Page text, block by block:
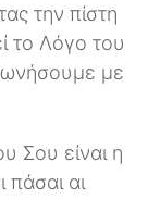
την πίστη
το Λόγο του
με
Σου είναι η
πάσαι αι